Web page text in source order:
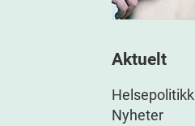
Aktuelt
Helsepolitikk
Nyheter